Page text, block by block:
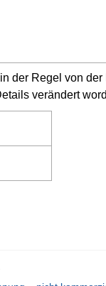
der Regel von
verändert